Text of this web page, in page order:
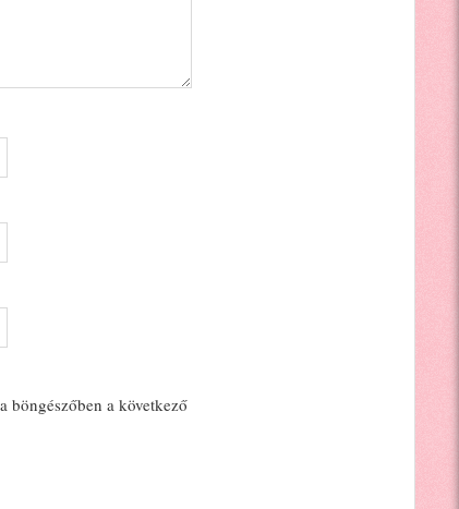
böngészőben a következő